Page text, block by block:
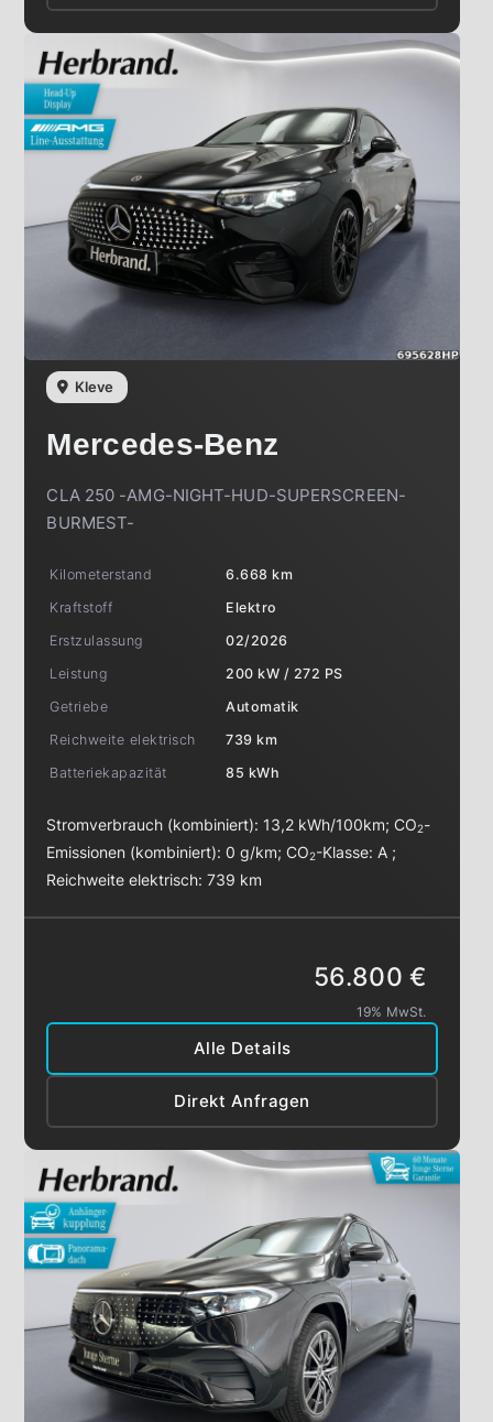
Kleve
Mercedes-Benz
CLA 250 -AMG-NIGHT-HUD-SUPERSCREEN-
BURMEST-
Kilometerstand
6.668 km
Kraftstoff
Elektro
Erstzulassung
02/2026
Leistung
200 kW / 272 PS
Getriebe
Automatik
Reichweite elektrisch
739 km
Batteriekapazität
85 kWh
Stromverbrauch (kombiniert): 13,2 kWh/100km;CO2-
Emissionen (kombiniert):0 g/km;CO2-Klasse: A ;
Reichweite elektrisch:739 km
Alle Details
Direkt Anfragen
56.800 €
19% MwSt.